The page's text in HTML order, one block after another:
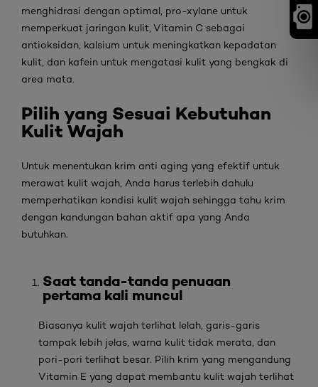
menghidrasi dengan optimal, pro-xylane untuk
memperkuat jaringan kulit, Vitamin C sebagai
antioksidan, kalsium untuk meningkatkan kepadatan
kulit, dan kafein untuk mengatasi kulit yang bengkak di
area mata.
Pilih yang Sesuai Kebutuhan
Kulit Wajah
Untuk menentukan krim anti aging yang efektif untuk
merawat kulit wajah, Anda harus terlebih dahulu
memperhatikan kondisi kulit wajah sehingga tahu krim
dengan kandungan bahan aktif apa yang Anda
butuhkan.
Saat tanda-tanda penuaan
pertama kali muncul
Biasanya kulit wajah terlihat lelah, garis-garis
tampak lebih jelas, warna kulit tidak merata, dan
pori-pori terlihat besar. Pilih krim yang mengandung
Vitamin E yang dapat membantu kulit wajah terlihat